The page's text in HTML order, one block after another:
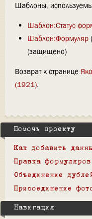
Шаблоны,
Шаблон:Статус
Шаблон:Формуляр(
(защищено)
Возврат к странице
(1921).
Помочь проекту
Как добавить
Правка формуляров
Объединение
Присоединение
Навигация